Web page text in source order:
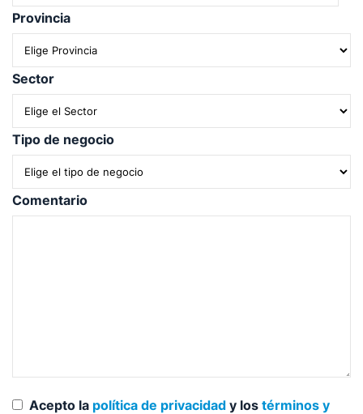
Provincia
Sector
Tipo de negocio
Comentario
Acepto la política de privacidad y los términos y